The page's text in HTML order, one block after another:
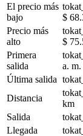
El precio más
bajo
$
Precio más
alto
$
Primera
salida
a. m.
Última salida
Distancia
km
Salida
Llegada